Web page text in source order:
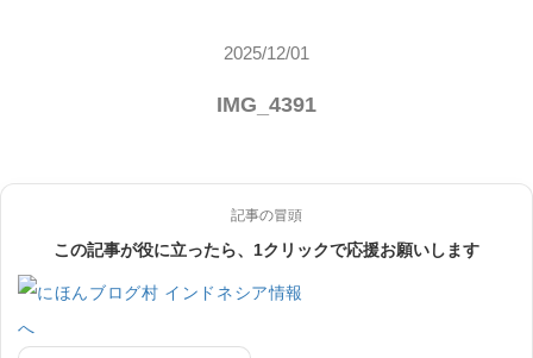
2025/12/01
IMG_4391
記事の冒頭
この記事が役に立ったら、1クリックで応援お願いします